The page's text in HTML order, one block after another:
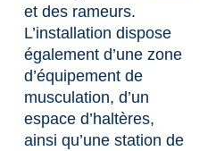
et des rameurs.
L’installation dispose
également d’une zone
d’équipement de
musculation, d’un
espace d’haltères,
ainsi qu’une station de